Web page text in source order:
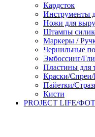
Кардсток
Инструменты
Ножи для
Штампы
Маркеры /
Чернильные
Эмбоссинг/
Пластины для
Краски/
Пайетки/
Кисти
PROJECT LIFE/